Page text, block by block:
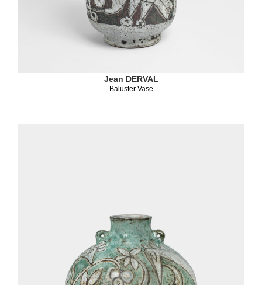
Jean DERVAL
Baluster Vase